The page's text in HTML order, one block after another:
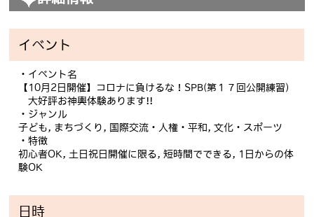
イベント
・イベント名
【10月2日開催】コロナに負けるな！SPB(第１７回公開練習)
大好評お神輿体験あります!!
・ジャンル
子ども, まちづくり, 国際交流・人権・平和, 文化・スポーツ
・特徴
初心者OK, 土日祝日開催に限る, 短時間でできる, 1日からの体
験OK
日時